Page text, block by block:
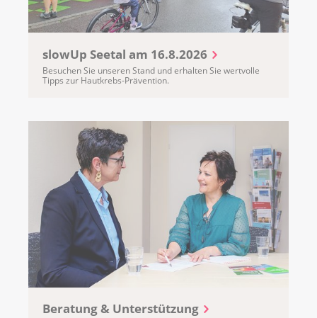
slowUp Seetal am 16.8.2026
Besuchen Sie unseren Stand und erhalten Sie wertvolle
Tipps zur Hautkrebs-Prävention.
Beratung & Unterstützung